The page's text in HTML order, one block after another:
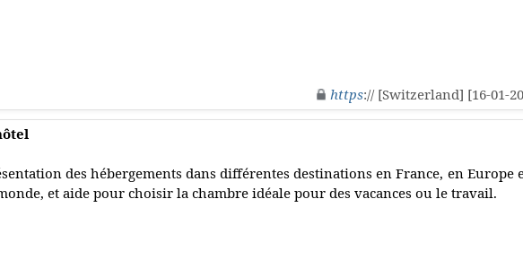
https:// [Switzerland] [16-01-
des hébergements dans différentes destinations en France, en Europe
et aide pour choisir la chambre idéale pour des vacances ou le travail.